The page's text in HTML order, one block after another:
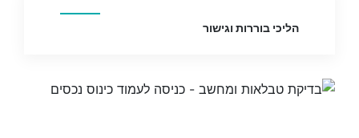
הליכי בוררות וגישור